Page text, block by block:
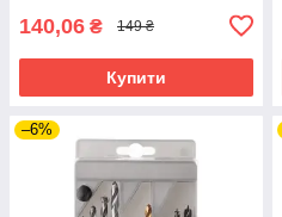
140,06 ₴ 149 ₴
Купити
–6%